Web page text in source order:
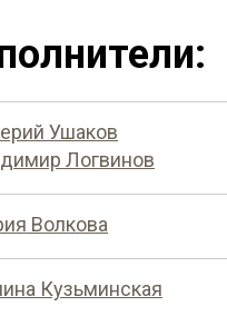
Ушаков
Логвинов
Волкова
Кузьминская